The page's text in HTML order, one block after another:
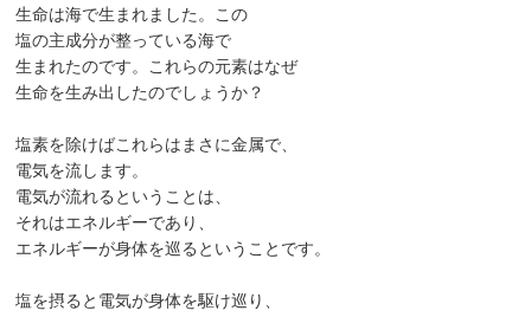
生命は海で生まれました。この
塩の主成分が整っている海で
生まれたのです。これらの元素はなぜ
生命を生み出したのでしょうか？
塩素を除けばこれらはまさに金属で、
電気を流します。
電気が流れるということは、
それはエネルギーであり、
エネルギーが身体を巡るということです。
塩を摂ると電気が身体を駆け巡り、